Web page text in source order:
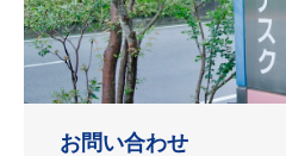
お問い合わせ